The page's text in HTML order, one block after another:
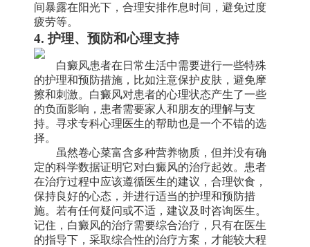
间暴露在阳光下，合理安排作息时间，避免过度
疲劳等。
4. 护理、预防和心理支持
白癜风患者在日常生活中需要进行一些特殊
的护理和预防措施，比如注意保护皮肤，避免摩
擦和刺激。白癜风对患者的心理状态产生了一些
的负面影响，患者需要家人和朋友的理解与支
持。寻求专科心理医生的帮助也是一个不错的选
择。
虽然卷心菜富含多种营养物质，但并没有确
定的科学数据证明它对白癜风的治疗起效。患者
在治疗过程中应该遵循医生的建议，合理饮食，
保持良好的心态，并进行适当的护理和预防措
施。若有任何疑问或不适，建议及时咨询医生。
记住，白癜风的治疗需要综合治疗，只有在医生
的指导下，采取综合性的治疗方案，才能较大程